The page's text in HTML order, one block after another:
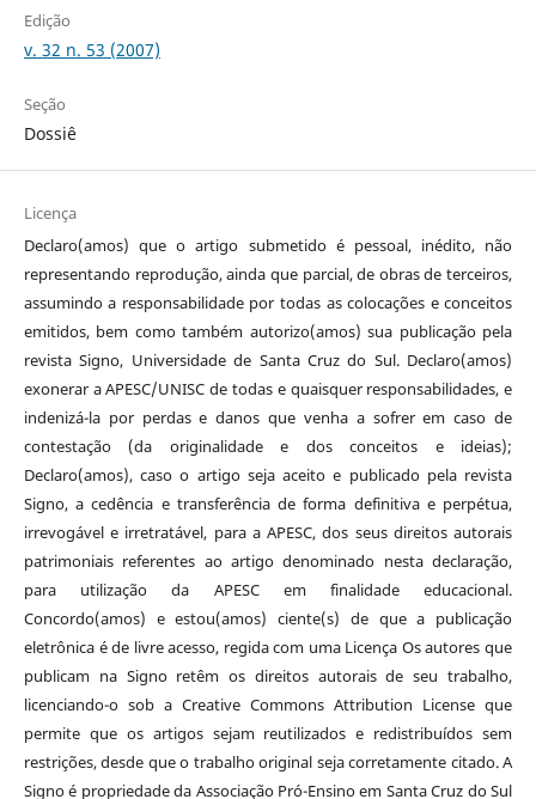
Edição
v. 32 n. 53 (2007)
Seção
Dossiê
Licença
Declaro(amos) que o artigo submetido é pessoal, inédito, não
representando reprodução, ainda que parcial, de obras de terceiros,
assumindo a responsabilidade por todas as colocações e conceitos
emitidos, bem como também autorizo(amos) sua publicação pela
revista Signo, Universidade de Santa Cruz do Sul. Declaro(amos)
exonerar a APESC/UNISC de todas e quaisquer responsabilidades, e
indenizá-la por perdas e danos que venha a sofrer em caso de
contestação (da originalidade e dos conceitos e ideias);
Declaro(amos), caso o artigo seja aceito e publicado pela revista
Signo, a cedência e transferência de forma definitiva e perpétua,
irrevogável e irretratável, para a APESC, dos seus direitos autorais
patrimoniais referentes ao artigo denominado nesta declaração,
para utilização da APESC em finalidade educacional.
Concordo(amos) e estou(amos) ciente(s) de que a publicação
eletrônica é de livre acesso, regida com uma Licença Os autores que
publicam na Signo retêm os direitos autorais de seu trabalho,
licenciando-o sob a Creative Commons Attribution License que
permite que os artigos sejam reutilizados e redistribuídos sem
restrições, desde que o trabalho original seja corretamente citado. A
Signo é propriedade da Associação Pró-Ensino em Santa Cruz do Sul